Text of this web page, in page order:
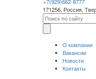
171256, Россия,
О компании
Вакансии
Новости
Контакты